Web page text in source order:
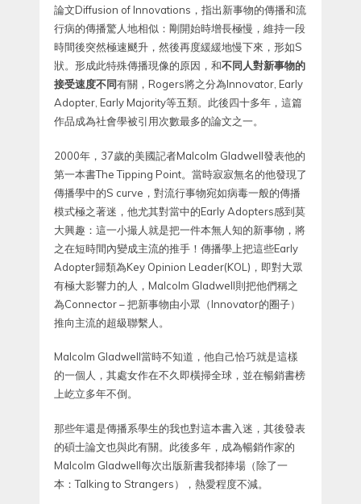
論文Diffusion of Innovations，指出新事物的傳播和流
行病的傳播驚人地相似：剛開始時增長極慢，維持一段
時間後突然極速颷升，然後再度緩緩地慢下來，形如S
狀。形成此特殊傳播現像的原因，和不同人對新事物的
接受速度不同有關，Rogers將之分為Innovator, Early
Adopter, Early Majority等五類。此後四十多年，這篇
作品成為社會學被引用次數最多的論文之一。
2000年，37歲的美國記者Malcolm Gladwell發表他的
第一本書The Tipping Point。當時寂寂無名的他發現了
傳播學中的S curve，對流行事物宛如病毒一般的傳播
模式極之著迷，他尤其對當中的Early Adopters感到莫
大興趣：這一小撮人就是把一件本無人知的新事物，將
之在短時間內變成主流的推手！傳播學上把這些Early
Adopter歸類為Key Opinion Leader(KOL)，即對大眾
有極大影響力的人，Malcolm Gladwell則把他們稱之
為Connector – 把新事物由小眾（Innovator的圈子）
推向主流的超級聯繫人。
Malcolm Gladwell當時不知道，他自己恰巧就是這樣
的一個人，其處女作在不久即橫掃全球，並在暢銷書榜
上屹立多年不倒。
那些年還是傳播系學生的我也對這本書入迷，其後發表
的碩士論文也與此有關。此後多年，成為暢銷作家的
Malcolm Gladwell每次出版新書我都捧場（除了一
本：Talking to Strangers），熱愛程度不減。